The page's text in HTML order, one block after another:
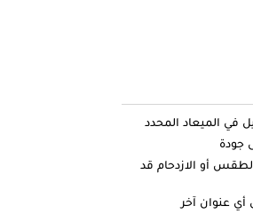
جودة
أو الازدحام قد
أي عنوان آخر